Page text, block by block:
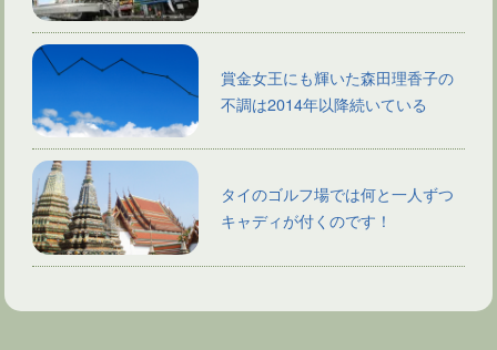
賞金女王にも輝いた森田理香子の
不調は2014年以降続いている
タイのゴルフ場では何と一人ずつ
キャディが付くのです！